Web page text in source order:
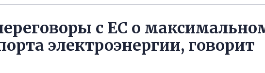
с ЕС о
электроэнергии, говорит